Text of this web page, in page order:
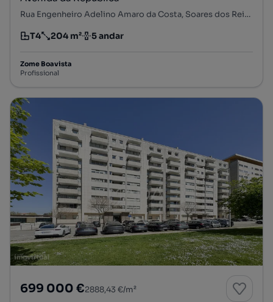
Rua Engenheiro Adelino Amaro da Costa, Soares dos Reis - Rasa de Cima, Mafamude e Vilar do Paraíso, Vila Nova de Gaia, Porto
Tipologia
T4
Preço por metro quadrado
204 m²
Andar 5 andar
Zome Boavista
Profissional
699 000 €2888,43 €/m²